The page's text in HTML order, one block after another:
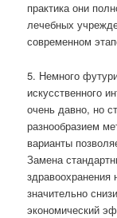
практика они
лечебных
современном
5. Немного
искусственного
очень давно, но
разнообразием
варианты
Замена
здравоохранения
значительно
экономический